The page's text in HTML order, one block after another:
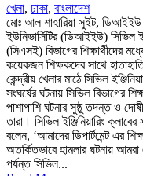
খেলা, ঢাকা, বাংলাদেশ
মোঃ আল শাহারিয়া সুইট, ডিআইইউ :
ইউনিভার্সিটির (ডিআইইউ) সিভিল
(সিএসই) বিভাগের শিক্ষার্থীদের
কয়েকজন শিক্ষকদের সাথে
কেন্দ্রীয় খেলার মাঠে সিভিল
সংঘর্ষের ঘটনায় সিভিল বিভাগের
পাশাপাশি ঘটনার সুষ্ঠু তদন্ত ও
তারা। সিভিল ইঞ্জিনিয়ারিং
বলেন, ‘আমাদের ডিপার্টমেন্ট এর
অতর্কিতভাবে হামলার ঘটনায়
পর্যন্ত সিভিল...